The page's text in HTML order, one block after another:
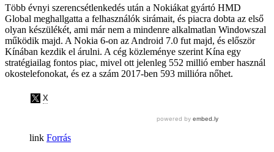
Több évnyi szerencsétlenkedés után a Nokiákat gyártó HMD
Global meghallgatta a felhasználók sirámait, és piacra dobta az első
olyan készülékét, ami már nem a mindenre alkalmatlan Windowszal
működik majd. A Nokia 6-on az Android 7.0 fut majd, és először
Kínában kezdik el árulni. A cég közleménye szerint Kína egy
stratégiailag fontos piac, mivel ott jelenleg 552 millió ember használ
okostelefonokat, és ez a szám 2017-ben 593 millióra nőhet.
Forrás